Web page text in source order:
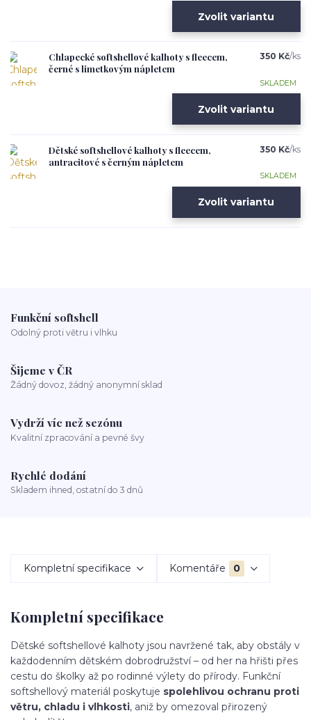
Zvolit variantu
Chlapecké softshellové kalhoty s fleecem,
černé s limetkovým nápletem
350 Kč/ks
SKLADEM
Zvolit variantu
Dětské softshellové kalhoty s fleecem,
antracitové s černým nápletem
350 Kč/ks
SKLADEM
Zvolit variantu
Funkční softshell
Odolný proti větru i vlhku
Šijeme v ČR
Žádný dovoz, žádný anonymní sklad
Vydrží víc než sezónu
Kvalitní zpracování a pevné švy
Rychlé dodání
Skladem ihned, ostatní do 3 dnů
Kompletní specifikace Komentáře 0
Kompletní specifikace
Dětské softshellové kalhoty jsou navržené tak, aby obstály v
každodenním dětském dobrodružství – od her na hřišti přes
cestu do školky až po rodinné výlety do přírody. Funkční
softshellový materiál poskytuje spolehlivou ochranu proti
větru, chladu i vlhkosti, aniž by omezoval přirozený